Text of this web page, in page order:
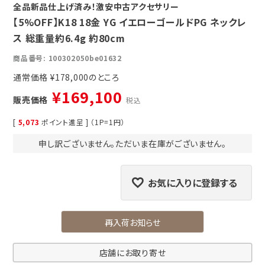
全品新品仕上げ済み！激安中古アクセサリー
【5%OFF】K18 18金 YG イエローゴールドPG ネックレ
ス 総重量約6.4g 約80cm
商品番号 100302050be01632
通常価格 ¥178,000
販売価格 ¥169,100 税込
[ 5,073 ポイント進呈 ] （1P=1円）
申し訳ございません。ただいま在庫がございません。
お気に入りに登録する
再入荷お知らせ
店舗にお取り寄せ